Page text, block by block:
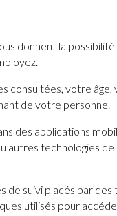
donnent la
votre
de votre personne.
des applications
technologies
de suivi placés par
utilisés pour